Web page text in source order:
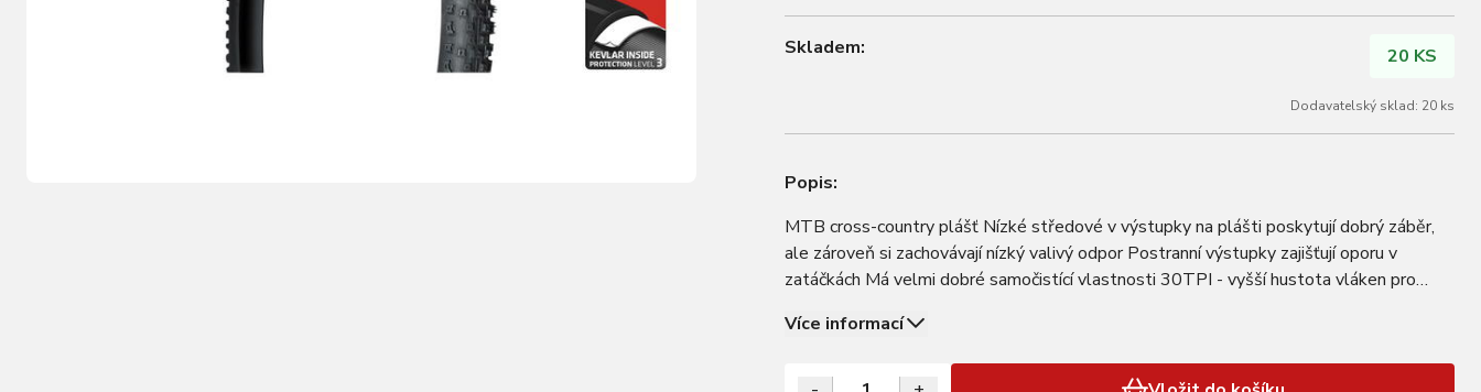
Skladem: 20 KS
Dodavatelský sklad: 20 ks
Popis:
MTB cross-country plášť Nízké středové v výstupky na plášti poskytují dobrý záběr,
ale zároveň si zachovávají nízký valivý odpor Postranní výstupky zajišťují oporu v
zatáčkách Má velmi dobré samočistící vlastnosti 30TPI - vyšší hustota vláken pro
Více informací